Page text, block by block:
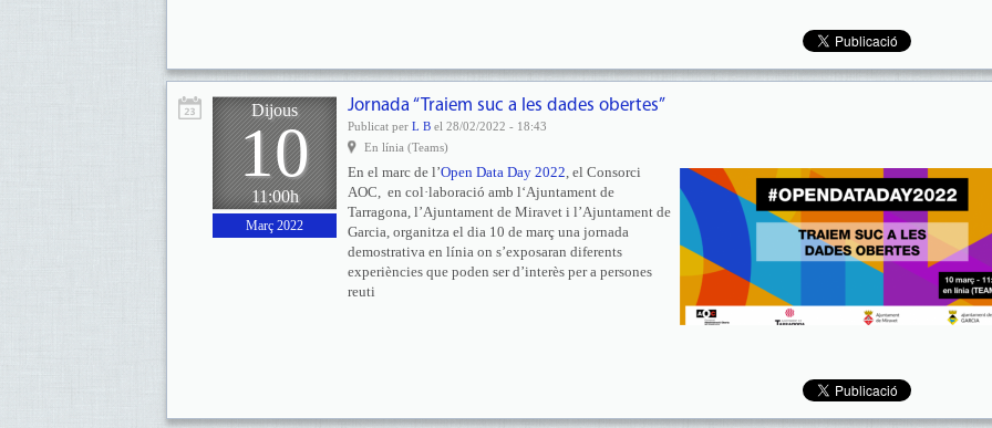
Dijous
10
11:00h
Març 2022
Jornada “Traiem suc a les dades obertes”
Publicat per L B el 28/02/2022 - 18:43
En línia (Teams)
En el marc de l’Open Data Day 2022, el Consorci
AOC, en col·laboració amb l‘Ajuntament de
Tarragona, l’Ajuntament de Miravet i l’Ajuntament de
Garcia, organitza el dia 10 de març una jornada
demostrativa en línia on s’exposaran diferents
experiències que poden ser d’interès per a persones
reuti